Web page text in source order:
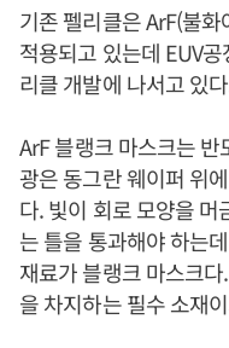
기존 펠리클은 ArF(불
적용되고 있는데 EUV
리클 개발에 나서고 있
ArF 블랭크 마스크는
광은 동그란 웨이퍼 위
다. 빛이 회로 모양을 머
는 틀을 통과해야 하는
재료가 블랭크 마스크
을 차지하는 필수 소재